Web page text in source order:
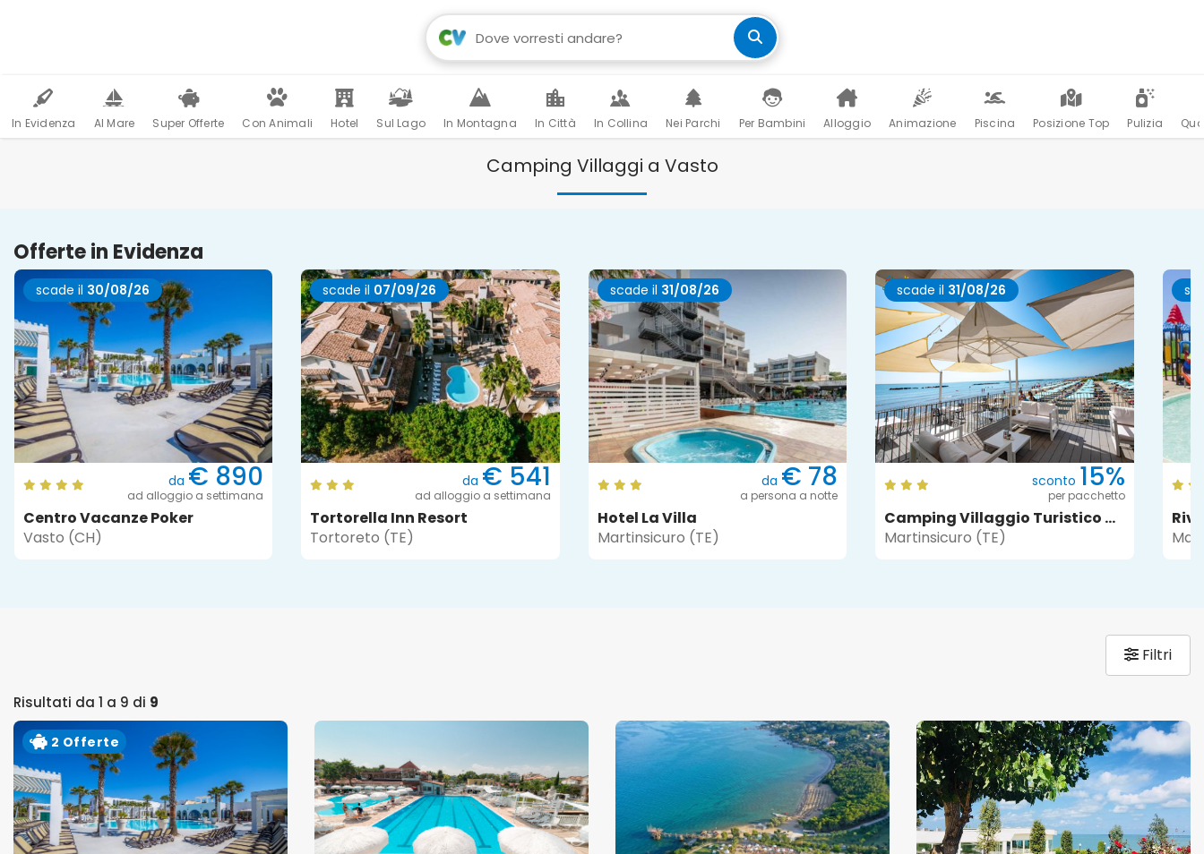
In Evidenza Al Mare Super Offerte Con Animali Hotel Sul Lago In Montagna In Città In Collina Nei Parchi Per Bambini Alloggio Animazione Piscina Posizione Top Pulizia
Camping Villaggi a Vasto
Offerte in Evidenza
Centro Vacanze Poker
Vasto (CH)
da € 890
ad alloggio a settimana
scade il 30/08/26
Tortorella Inn Resort
Tortoreto (TE)
da € 541
ad alloggio a settimana
scade il 07/09/26
Hotel La Villa
Martinsicuro (TE)
da € 78
a persona a notte
scade il 31/08/26
Camping Villaggio Turistico Duca Amedeo
Martinsicuro (TE)
sconto 15%
per pacchetto
scade il 31/08/26
Filtri
Risultati da 1 a 9 di 9
2 Offerte